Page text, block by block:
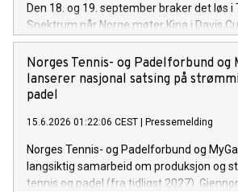
Den 18. og 19. september braker det løs i
Spektrum når Norge møter Kina i Davis
offisielle VM
Norges Tennis- og Padelforbund og
lanserer nasjonal satsing på
padel
15.6.2026 01:22:06 CEST | Pressemelding
Norges Tennis- og Padelforbund og
langsiktig samarbeid om produksjon og
tennis og padel (fra tidligst 2027).